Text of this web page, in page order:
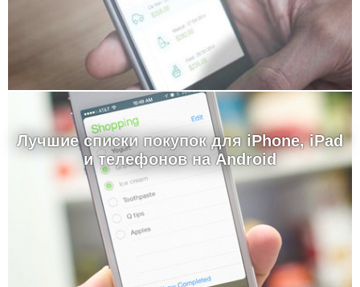
Лучшие cписки покупок для iPhone, iPad
и телефонов на Android